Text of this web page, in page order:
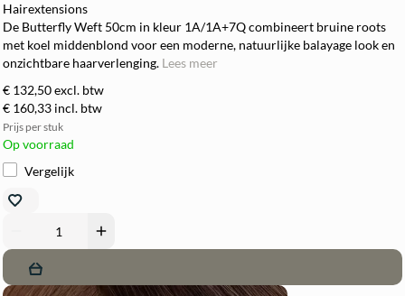
Hairextensions
De Butterfly Weft 50cm in kleur 1A/1A+7Q combineert bruine roots
met koel middenblond voor een moderne, natuurlijke balayage look en
onzichtbare haarverlenging. Lees meer
€ 132,50excl. btw
€ 160,33 incl. btw
Prijs per stuk
Op voorraad
Vergelijk
add